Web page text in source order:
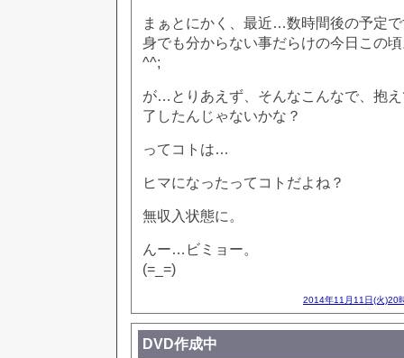
まぁとにかく、最近…数時間後の予定
身でも分からない事だらけの今日この
^^;
が…とりあえず、そんなこんなで、抱
了したんじゃないかな？
ってコトは…
ヒマになったってコトだよね？
無収入状態に。
んー…ビミョー。
(=_=)
2014年11月11日(火)20
DVD作成中